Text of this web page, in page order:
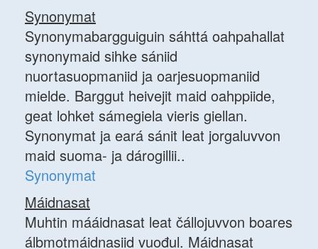
Synonymat
Synonymabargguiguin sáhttá oahpahallat
synonymaid sihke sániid
nuortasuopmaniid ja oarjesuopmaniid
mielde. Barggut heivejit maid oahppiide,
geat lohket sámegiela vieris giellan.
Synonymat ja eará sánit leat jorgaluvvon
maid suoma- ja dárogillii..
Synonymat
Máidnasat
Muhtin mááidnasat leat čállojuvvon boares
álbmotmáidnasiid vuođul. Máidnasat